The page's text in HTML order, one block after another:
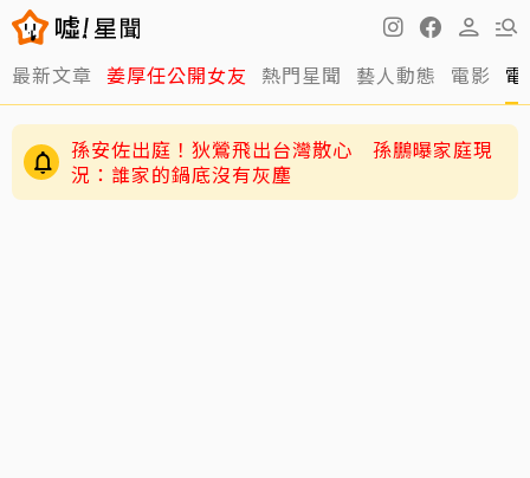
最新文章 姜厚任公開女友 熱門星聞 藝人動態 電影
孫安佐出庭！狄鶯飛出台灣散心 孫鵬曝家庭現
況：誰家的鍋底沒有灰塵